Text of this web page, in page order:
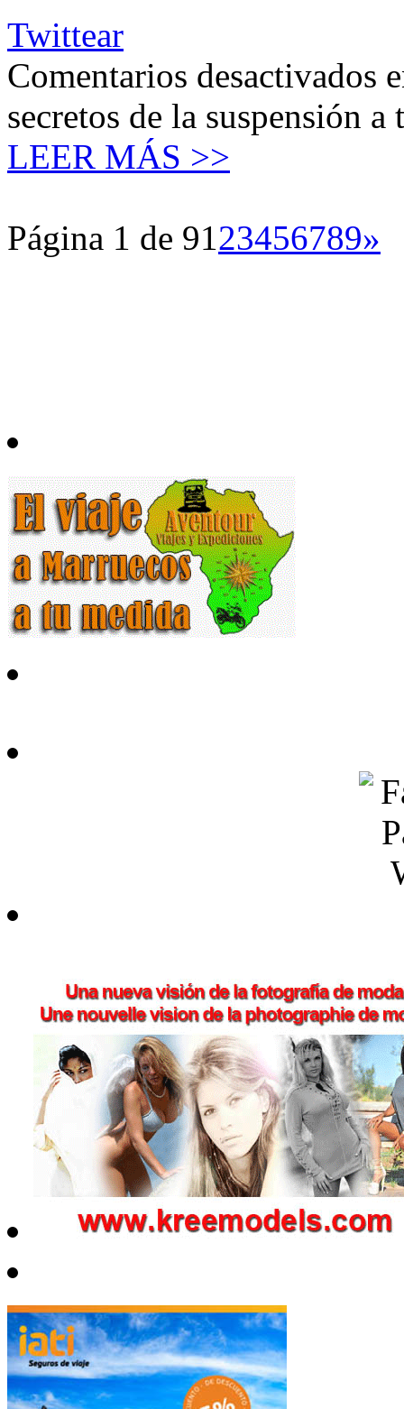
Twittear
Comentarios desactivados
secretos de la suspensión a
LEER MÁS >>
Página 1 de 9123456789»